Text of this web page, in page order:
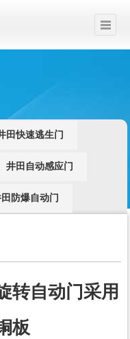
田快速逃生门
井田自动感应门
防爆自动门
转自动门采用
板